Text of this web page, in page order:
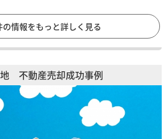
の情報をもっと詳しく見る
不動産売却成功事例